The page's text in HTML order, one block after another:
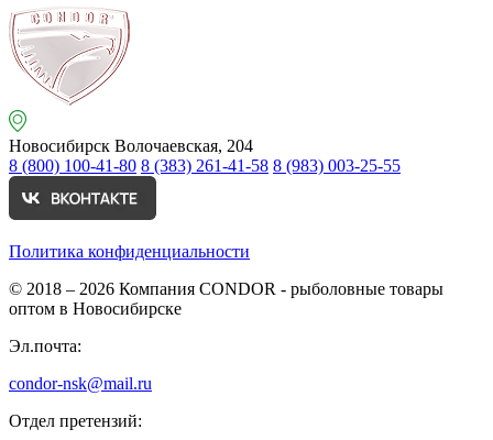
Новосибирск Волочаевская, 204
8 (800) 100-41-80 8 (383) 261-41-58 8 (983) 003-25-55
Политика конфиденциальности
© 2018 – 2026 Компания CONDOR - рыболовные товары
оптом в Новосибирске
Эл.почта:
condor-nsk@mail.ru
Отдел претензий: